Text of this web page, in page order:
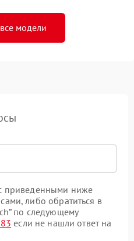
модели
приведенными ниже
либо обратиться в
по следующему
если не нашли ответ на